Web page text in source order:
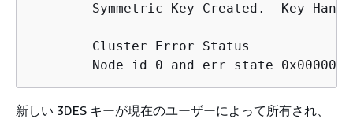
Symmetric Key Created.  Key
        Cluster Error Status
Node id 0 and err state
新しい 3DES キーが現在のユーザーによって所有され、